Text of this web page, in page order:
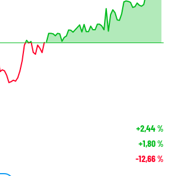
+2,44%
+1,80%
-12,66%